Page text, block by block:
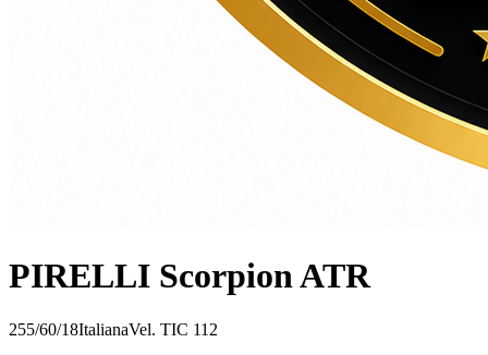
PIRELLI Scorpion ATR
255/60/18ItalianaVel. TIC 112